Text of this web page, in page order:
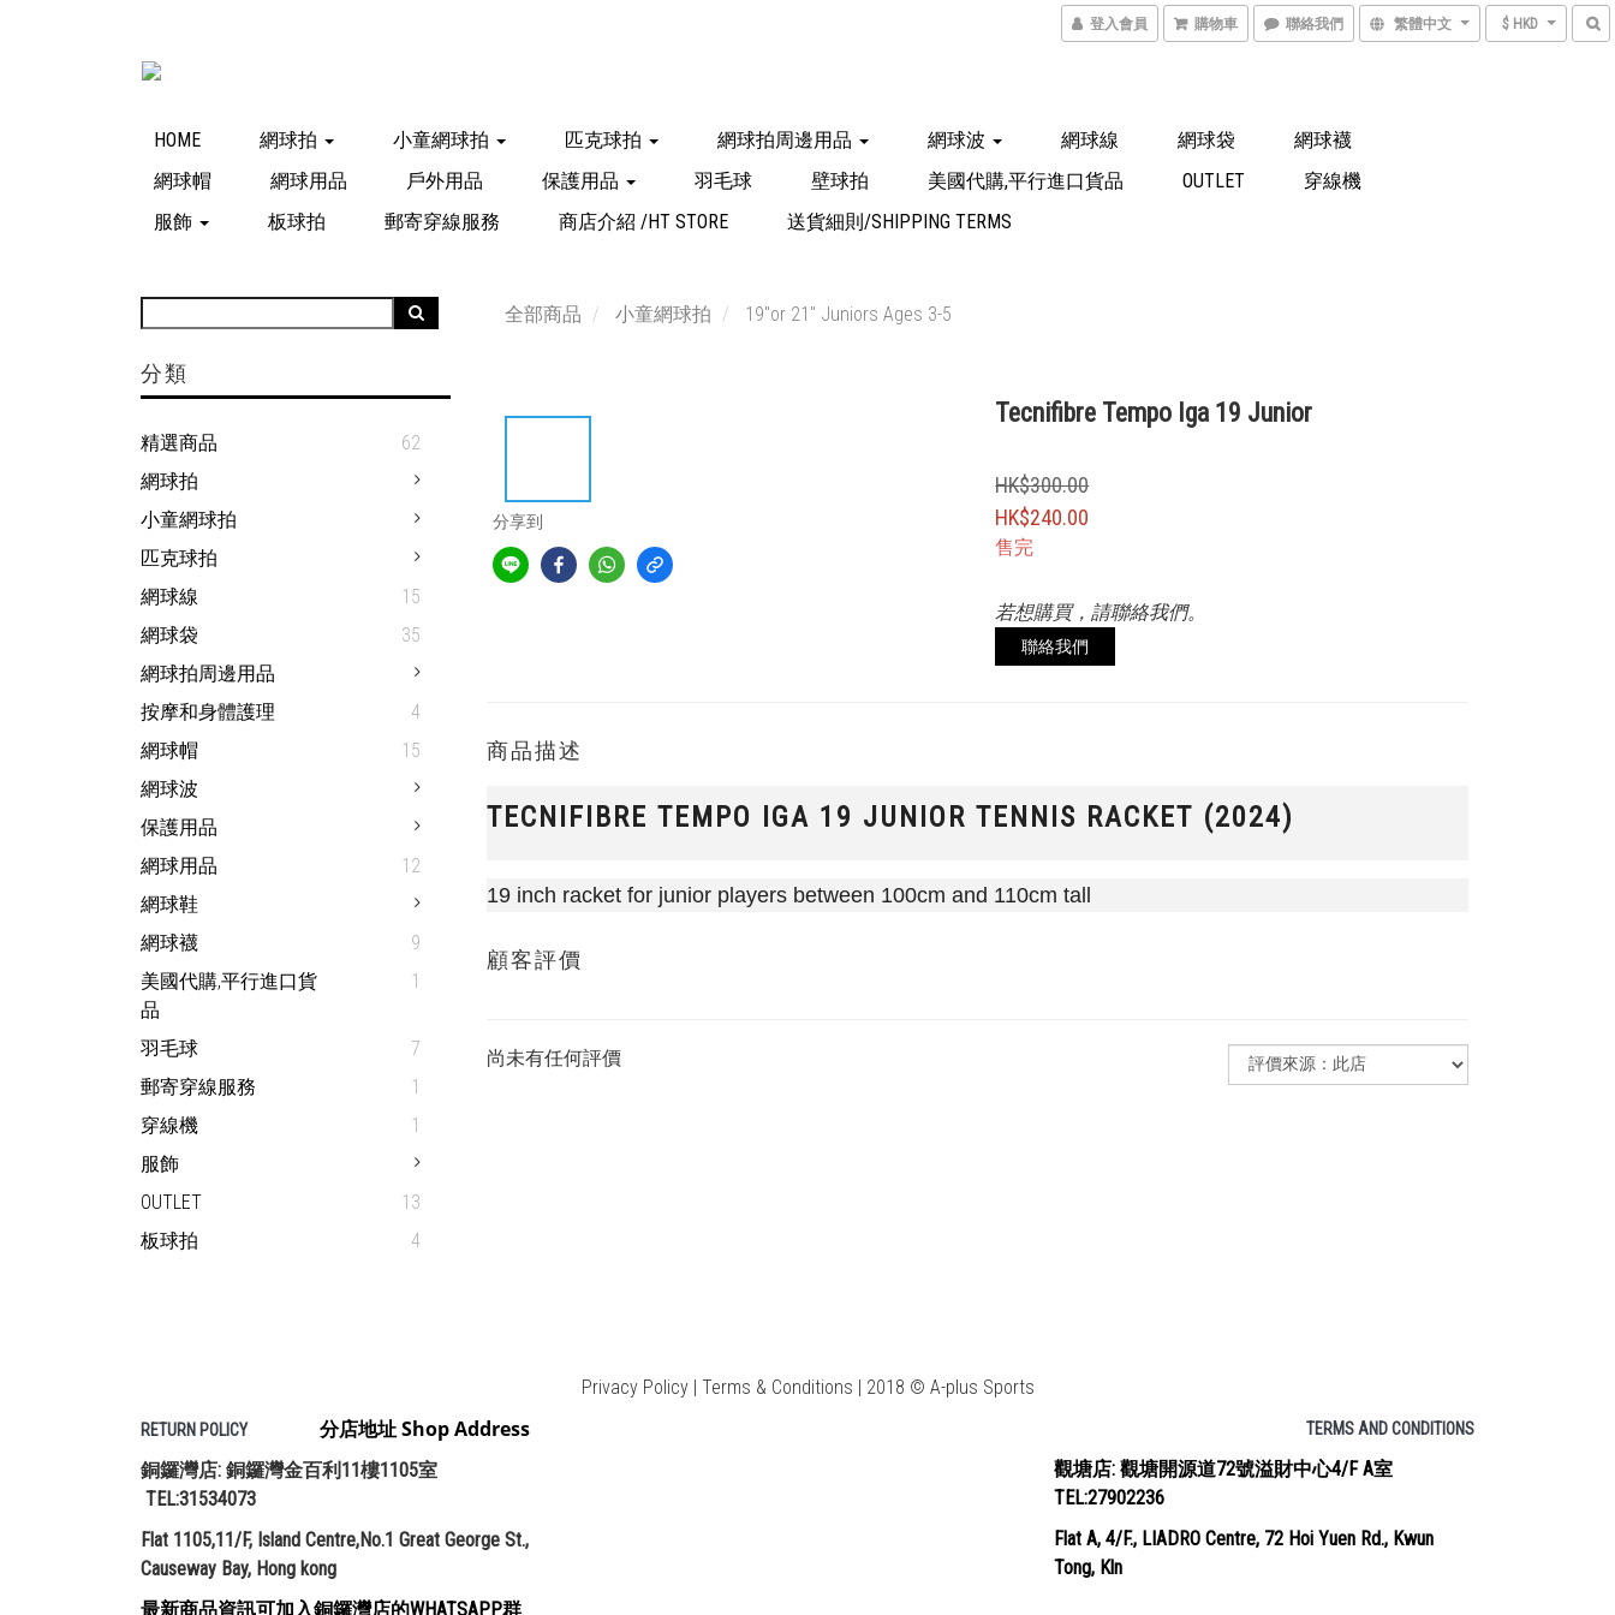
登入會員 購物車 聯絡我們 繁體中文 $ HKD
HOME 網球拍 小童網球拍 匹克球拍 網球拍周邊用品 網球波 網球線 網球袋
網球襪
網球帽
網球用品 戶外用品 保護用品 羽毛球 壁球拍 美國代購,平行進口貨品 OUTLET
穿線機
服飾
板球拍 郵寄穿線服務 商店介紹 /HT STORE 送貨細則/SHIPPING TERMS
分類
精選商品
62
網球拍
小童網球拍
匹克球拍
網球線
15
網球袋
35
網球拍周邊用品
按摩和身體護理
4
網球帽
15
網球波
保護用品
網球用品
12
網球鞋
網球襪
9
美國代購,平行進口貨
品
1
羽毛球
7
郵寄穿線服務
1
穿線機
1
服飾
OUTLET
13
板球拍
4
全部商品 小童網球拍 19"or 21" Juniors Ages 3-5
分享到
Tecnifibre Tempo Iga 19 Junior
HK$300.00
HK$240.00
售完
若想購買，請聯絡我們。
聯絡我們
商品描述
TECNIFIBRE TEMPO IGA 19 JUNIOR TENNIS RACKET (2024)
19 inch racket for junior players between 100cm and 110cm tall
顧客評價
尚未有任何評價
Privacy Policy | Terms & Conditions | 2018 © A-plus Sports
RETURN POLICY 分店地址 Shop Address
銅鑼灣店: 銅鑼灣金百利11樓1105室
TEL:31534073
Flat 1105,11/F, Island Centre,No.1 Great George St.,
Causeway Bay, Hong kong
最新商品資訊可加入銅鑼灣店的WHATSAPP群
TERMS AND CONDITIONS
觀塘店: 觀塘開源道72號溢財中心4/F A室
TEL:27902236
Flat A, 4/F., LIADRO Centre, 72 Hoi Yuen Rd., Kwun
Tong, Kln